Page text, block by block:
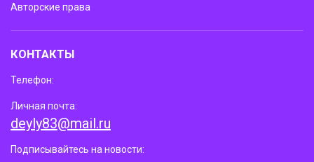
Авторские права
КОНТАКТЫ
Телефон:
Личная почта:
deyly83@mail.ru
Подписывайтесь на новости: